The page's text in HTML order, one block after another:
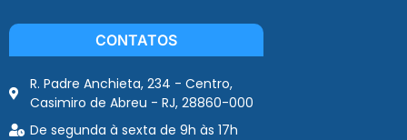
CONTATOS
R. Padre Anchieta, 234 - Centro,
Casimiro de Abreu - RJ, 28860-000
De segunda à sexta de 9h às 17h